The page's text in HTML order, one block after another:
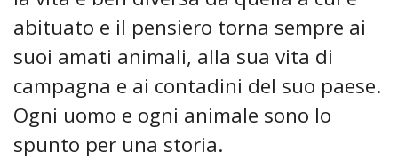
abituato e il pensiero torna sempre ai
suoi amati animali, alla sua vita di
campagna e ai contadini del suo paese.
Ogni uomo e ogni animale sono lo
spunto per una storia.